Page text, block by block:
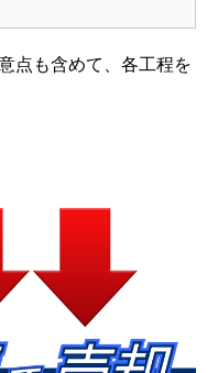
点も含めて、各工程を